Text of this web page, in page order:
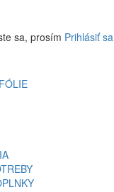
sa, prosím Prihlásiť sa